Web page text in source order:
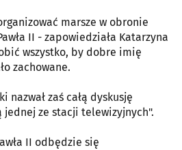
marsze w obronie
II - zapowiedziała Katarzyna
wszystko, by dobre imię
zachowane.
nazwał zaś całą dyskusję
ze stacji telewizyjnych".
II odbędzie się